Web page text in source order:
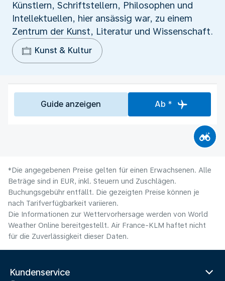
Künstlern, Schriftstellern, Philosophen und
Intellektuellen, hier ansässig war, zu einem
Zentrum der Kunst, Literatur und Wissenschaft.
Kunst & Kultur
Guide anzeigen Ab *
*Die angegebenen Preise gelten für einen Erwachsenen. Alle
Beträge sind in EUR, inkl. Steuern und Zuschlägen.
Buchungsgebühr entfällt. Die gezeigten Preise können je
nach Tarifverfügbarkeit variieren.
Die Informationen zur Wettervorhersage werden von World
Weather Online bereitgestellt. Air France-KLM haftet nicht
für die Zuverlässigkeit dieser Daten.
Kundenservice